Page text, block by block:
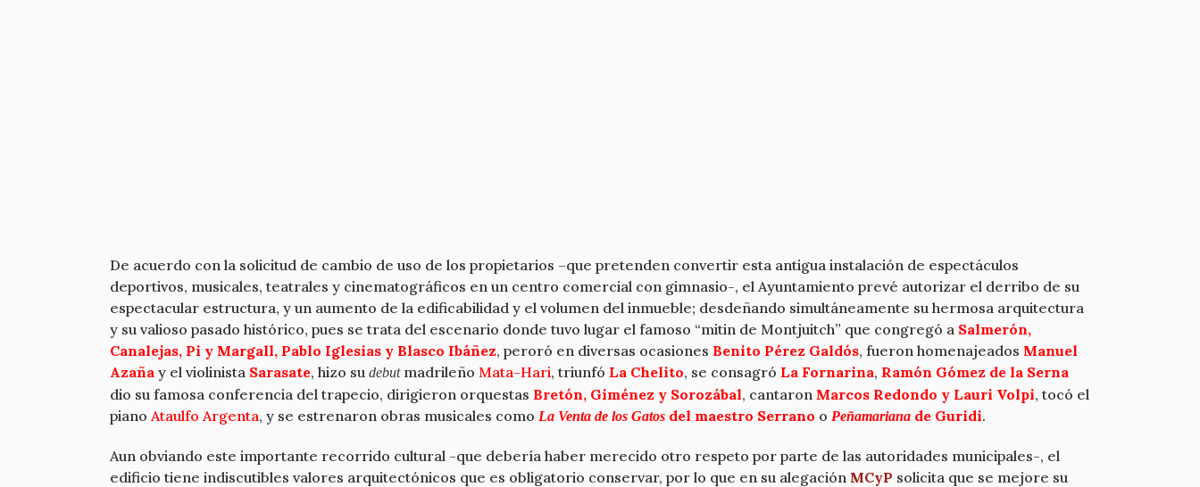
De acuerdo con la solicitud de cambio de uso de los propietarios –que pretenden convertir esta antigua instalación de espectáculos
deportivos, musicales, teatrales y cinematográficos en un centro comercial con gimnasio-, el Ayuntamiento prevé autorizar el derribo de su
espectacular estructura, y un aumento de la edificabilidad y el volumen del inmueble; desdeñando simultáneamente su hermosa arquitectura
y su valioso pasado histórico, pues se trata del escenario donde tuvo lugar el famoso “mitin de Montjuitch” que congregó a Salmerón,
Canalejas, Pi y Margall, Pablo Iglesias y Blasco Ibáñez, peroró en diversas ocasiones Benito Pérez Galdós, fueron homenajeados Manuel
Azaña y el violinista Sarasate, hizo su debutmadrileño Mata-Hari, triunfó La Chelito, se consagró La Fornarina, Ramón Gómez de la Serna
dio su famosa conferencia del trapecio, dirigieron orquestas Bretón, Giménez y Sorozábal, cantaron Marcos Redondo y Lauri Volpi, tocó el
piano Ataulfo Argenta, y se estrenaron obras musicales como La Venta de los Gatos del maestro Serrano o Peñamariana de Guridi.
Aun obviando este importante recorrido cultural -que debería haber merecido otro respeto por parte de las autoridades municipales-, el
edificio tiene indiscutibles valores arquitectónicos que es obligatorio conservar, por lo que en su alegación MCyP solicita que se mejore su